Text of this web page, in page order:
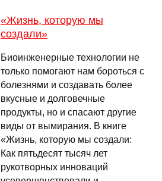
«Жизнь, которую мы
создали»
Биоинженерные технологии не
только помогают нам бороться с
болезнями и создавать более
вкусные и долговечные
продукты, но и спасают другие
виды от вымирания. В книге
«Жизнь, которую мы создали:
Как пятьдесят тысяч лет
рукотворных инноваций